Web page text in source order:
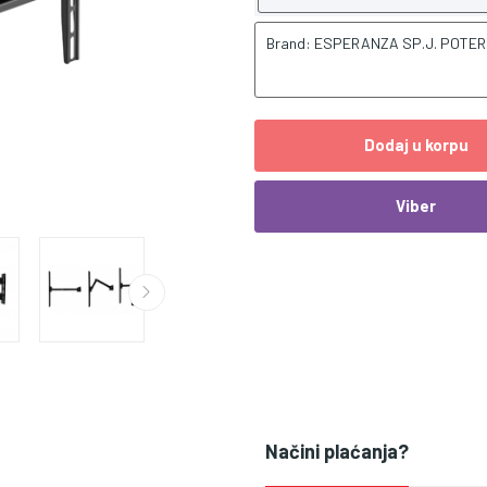
Brand: ESPERANZA SP.J.
Dodaj u korpu
Viber
Načini plaćanja?